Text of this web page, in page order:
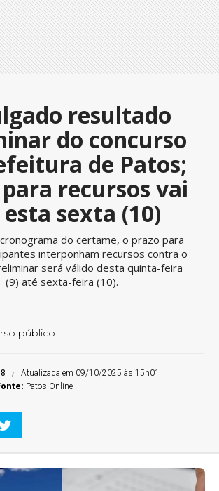
resultado
do concurso
de Patos;
recursos vai
sexta (10)
do certame, o prazo para
interponham recursos contra o
será válido desta quinta-feira
(9) até sexta-feira (10).
público
Atualizada em 09/10/2025 às 15h01
Patos Online